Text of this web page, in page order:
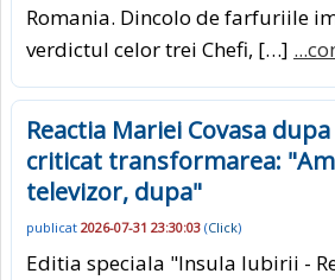
Romania. Dincolo de farfuriile
verdictul celor trei Chefi, […]
Reactia Mariei Covasa
criticat transformarea:
televizor, dupa"
publicat 2026-07-31 23:30:03 (Click)
Editia speciala "Insula Iubirii -